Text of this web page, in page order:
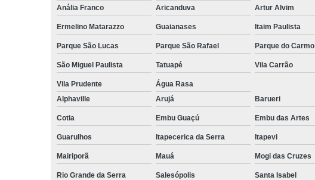
Anália Franco
Aricanduva Artur Alvim
Ermelino Matarazzo Guaianases Itaim Paulista
Parque São Lucas Parque São Rafael Parque do Carmo
São Miguel Paulista Tatuapé Vila Carrão
Vila Prudente
Água Rasa
Alphaville
Arujá Barueri
Cotia Embu Guaçú Embu das Artes
Guarulhos Itapecerica da Serra Itapevi
Mairiporã Mauá Mogi das Cruzes
Rio Grande da Serra Salesópolis Santa Isabel